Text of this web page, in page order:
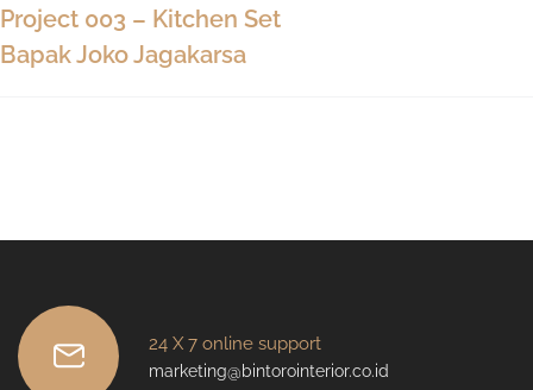
Project 003 – Kitchen Set
Bapak Joko Jagakarsa
24 X 7 online support
marketing@bintorointerior.co.id